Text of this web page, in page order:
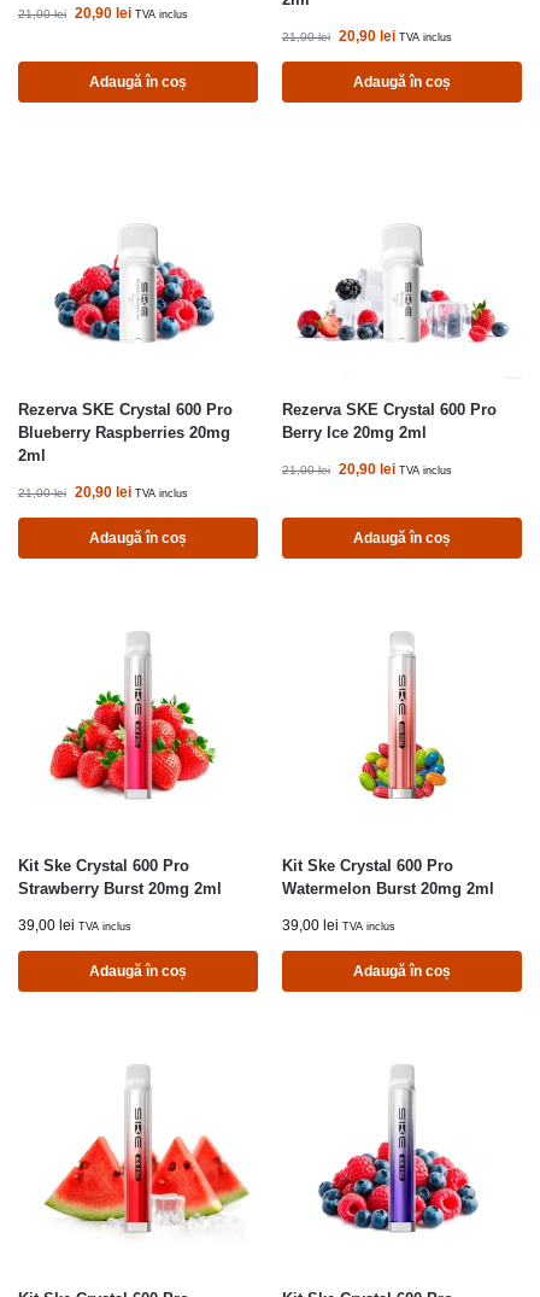
21,00lei 20,90 lei TVA inclus
Adaugă în coș
21,00lei 20,90 lei TVA inclus
Adaugă în coș
Rezerva SKE Crystal 600 Pro
Blueberry Raspberries 20mg
2ml
21,00lei 20,90 lei TVA inclus
Adaugă în coș
Rezerva SKE Crystal 600 Pro
Berry Ice 20mg 2ml
21,00lei 20,90 lei TVA inclus
Adaugă în coș
Kit Ske Crystal 600 Pro
Strawberry Burst 20mg 2ml
39,00 lei TVA inclus
Adaugă în coș
Kit Ske Crystal 600 Pro
Watermelon Burst 20mg 2ml
39,00 lei TVA inclus
Adaugă în coș